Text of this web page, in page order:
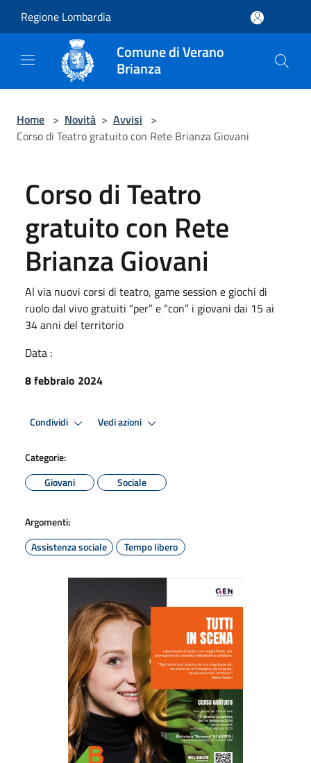
Regione Lombardia
Comune di Verano
Brianza
Home > Novità > Avvisi >
Corso di Teatro gratuito con Rete Brianza Giovani
Corso di Teatro
gratuito con Rete
Brianza Giovani
Al via nuovi corsi di teatro, game session e giochi di
ruolo dal vivo gratuiti “per” e “con” i giovani dai 15 ai
34 anni del territorio
Data :
8 febbraio 2024
Condividi Vedi azioni
Categorie:
Giovani
Sociale
Argomenti:
Assistenza sociale
Tempo libero